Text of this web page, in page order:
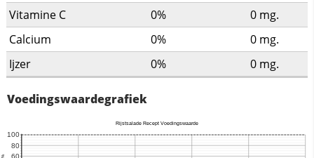
Vitamine C 0% 0 mg.
Calcium
0% 0 mg.
Ijzer
0% 0 mg.
Voedingswaardegrafiek